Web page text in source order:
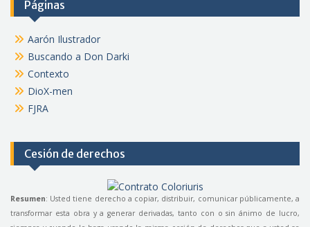
Páginas
Aarón Ilustrador
Buscando a Don Darki
Contexto
DioX-men
FJRA
Cesión de derechos
Resumen: Usted tiene derecho a copiar, distribuir, comunicar públicamente, a
transformar esta obra y a generar derivadas, tanto con o sin ánimo de lucro,